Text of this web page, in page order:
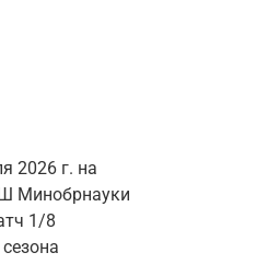
2026 г. на
Минобрнауки
1/8